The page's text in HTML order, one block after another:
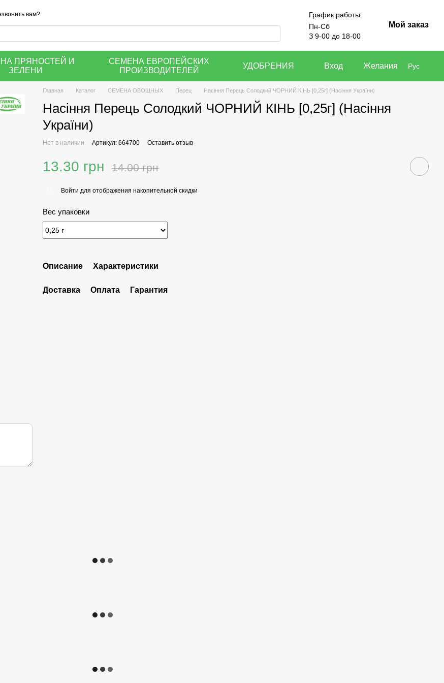
вам?
График работы:
Пн-Сб
З 9-00 до 18-00
Мой заказ
ПРЯНОСТЕЙ И
ЗЕЛЕНИ
СЕМЕНА ЕВРОПЕЙСКИХ
ПРОИЗВОДИТЕЛЕЙ
УДОБРЕНИЯ Вход Желания Рус
Главная Каталог СЕМЕНА ОВОЩНЫХ Перец Насіння Перець Солодкий ЧОРНИЙ КІНЬ [0,25г] (Насіння України)
Насіння Перець Солодкий ЧОРНИЙ КІНЬ [0,25г] (Насіння
України)
Нет в наличии Артикул: 664700 Оставить отзыв
13.30 грн 14.00 грн
Войти для отображения накопительной скидки
Вес упаковки
Описание Характеристики
Доставка Оплата Гарантия